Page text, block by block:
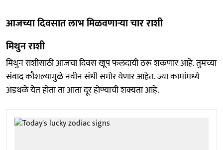
आजच्या दिवसात लाभ मिळवणाऱ्या चार राशी
मिथुन राशी
मिथुन राशीसाठी आजचा दिवस खूप फलदायी ठरू शकणार आहे. तुमच्या
संवाद कौशल्यामुळे नवीन संधी समोर येणार आहेत. ज्या कामांमध्ये
अडथळे येत होता ता आता दूर होण्याची शक्यता आहे.